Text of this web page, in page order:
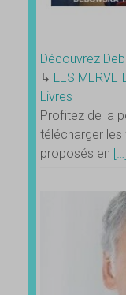
Découvrez
↳ LES
Livres
Profitez de la
télécharger
proposés en […]